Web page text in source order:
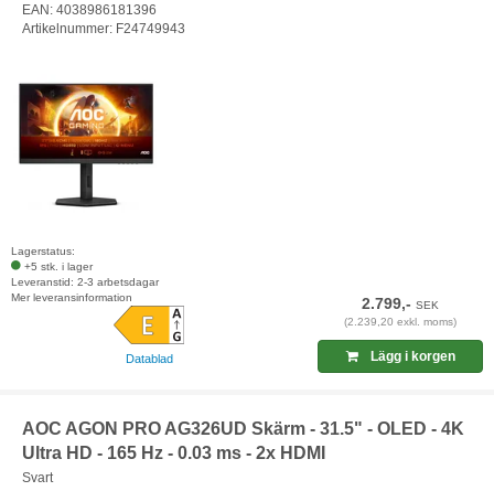
EAN: 4038986181396
Artikelnummer: F24749943
Lagerstatus:
+5 stk. i lager
Leveranstid: 2-3 arbetsdagar
Mer leveransinformation
Datablad
2.799,-SEK
(2.239,20 exkl. moms)
Lägg i korgen
AOC AGON PRO AG326UD Skärm - 31.5" - OLED - 4K
Ultra HD - 165 Hz - 0.03 ms - 2x HDMI
Svart